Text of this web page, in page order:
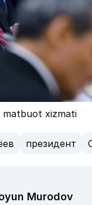
xizmati
президент
Murodov